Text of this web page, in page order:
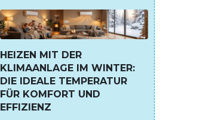
HEIZEN MIT DER
KLIMAANLAGE IM WINTER:
DIE IDEALE TEMPERATUR
FÜR KOMFORT UND
EFFIZIENZ